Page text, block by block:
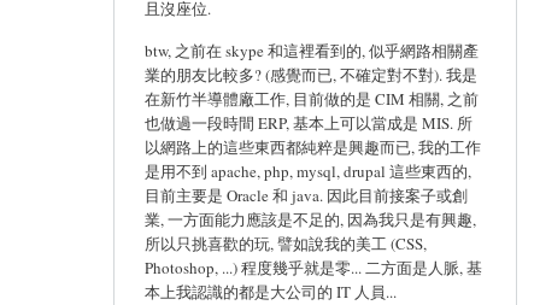
且沒座位.
btw, 之前在 skype 和這裡看到的, 似乎網路相關產
業的朋友比較多? (感覺而已, 不確定對不對). 我是
在新竹半導體廠工作, 目前做的是 CIM 相關, 之前
也做過一段時間 ERP, 基本上可以當成是 MIS. 所
以網路上的這些東西都純粹是興趣而已, 我的工作
是用不到 apache, php, mysql, drupal 這些東西的,
目前主要是 Oracle 和 java. 因此目前接案子或創
業, 一方面能力應該是不足的, 因為我只是有興趣,
所以只挑喜歡的玩, 譬如說我的美工 (CSS,
Photoshop, ...) 程度幾乎就是零... 二方面是人脈, 基
本上我認識的都是大公司的 IT 人員...